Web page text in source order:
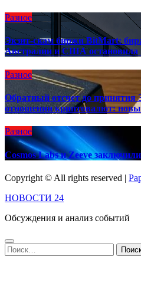
Разное
Экзит-скам биржи BitMart:
Австралии и США
Разное
Обратный отсчет до принятия
отношении криптовалют:
Разное
Cosmos Labs и Zeeve
Copyright © All rights reserved |
НОВОСТИ 24
Обсуждения и анализ событий
Найти: